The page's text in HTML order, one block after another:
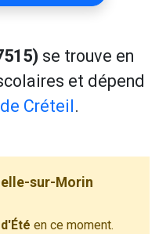
se trouve en
et dépend
Créteil .
sur-Morin
en ce moment.